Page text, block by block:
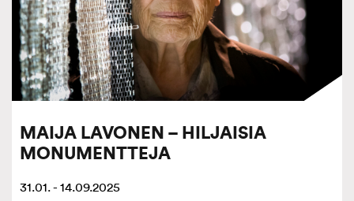
MAIJA LAVONEN – HILJAISIA
MONUMENTTEJA
31.01. - 14.09.2025